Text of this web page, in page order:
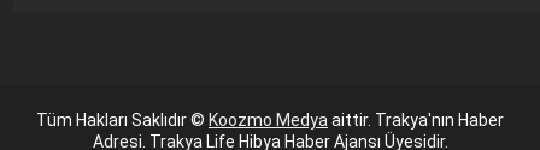
Tüm Hakları Saklıdır © Koozmo Medya aittir. Trakya'nın Haber
Adresi. Trakya Life Hibya Haber Ajansı Üyesidir.